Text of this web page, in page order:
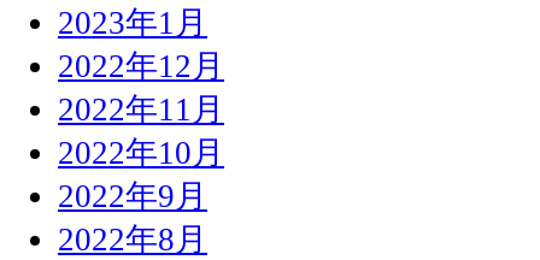
2023年1月
2022年12月
2022年11月
2022年10月
2022年9月
2022年8月